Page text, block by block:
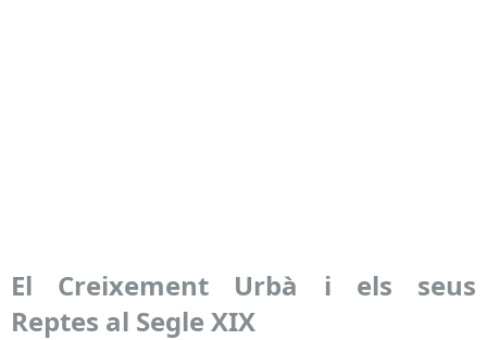
El Creixement Urbà i els seus
Reptes al Segle XIX